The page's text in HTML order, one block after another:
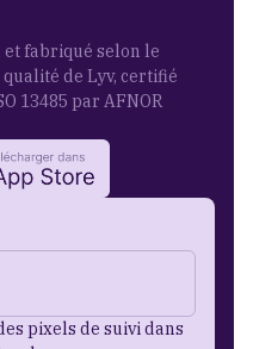
et fabriqué selon le
de Lyv, certifié
13485 par AFNOR
pixels de suivi dans